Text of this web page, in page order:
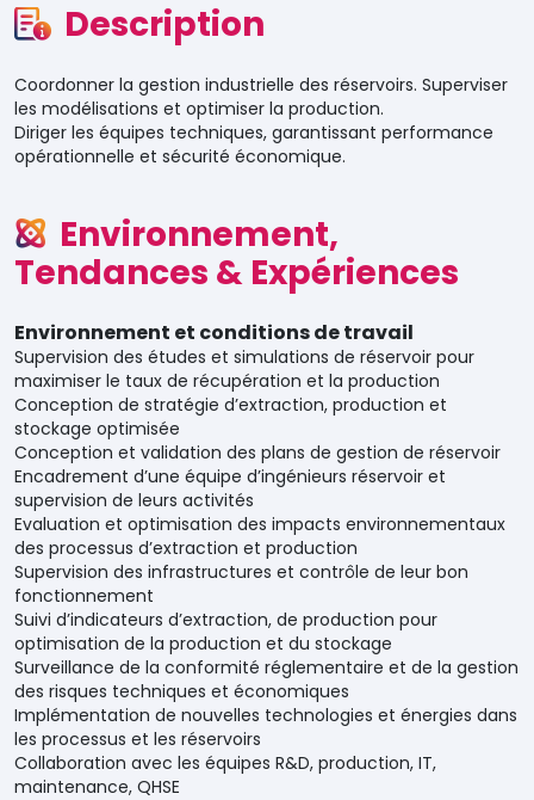
Description
Coordonner la gestion industrielle des réservoirs. Superviser
les modélisations et optimiser la production.
Diriger les équipes techniques, garantissant performance
opérationnelle et sécurité économique.
Environnement,
Tendances & Expériences
Environnement et conditions de travail
Supervision des études et simulations de réservoir pour
maximiser le taux de récupération et la production
Conception de stratégie d’extraction, production et
stockage optimisée
Conception et validation des plans de gestion de réservoir
Encadrement d’une équipe d’ingénieurs réservoir et
supervision de leurs activités
Evaluation et optimisation des impacts environnementaux
des processus d’extraction et production
Supervision des infrastructures et contrôle de leur bon
fonctionnement
Suivi d’indicateurs d’extraction, de production pour
optimisation de la production et du stockage
Surveillance de la conformité réglementaire et de la gestion
des risques techniques et économiques
Implémentation de nouvelles technologies et énergies dans
les processus et les réservoirs
Collaboration avec les équipes R&D, production, IT,
maintenance, QHSE